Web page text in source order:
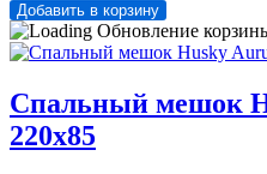
Обновление
Спальный мешок
220х85